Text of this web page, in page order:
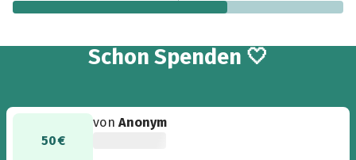
Schon 9
Spenden 🤍
50 €
vonAnonym